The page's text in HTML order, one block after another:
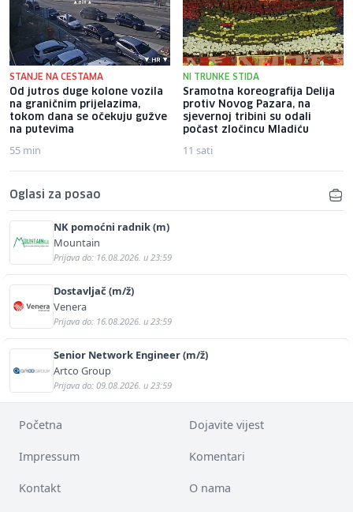
STANJE NA CESTAMA
Od jutros duge kolone vozila
na graničnim prijelazima,
tokom dana se očekuju gužve
na putevima
55 min
NI TRUNKE STIDA
Sramotna koreografija Delija
protiv Novog Pazara, na
sjevernoj tribini su odali
počast zločincu Mladiću
11 sati
Oglasi za posao
NK pomoćni radnik (m)
Mountain
Prijava do: 16.08.2026. u 23:59
Dostavljač (m/ž)
Venera
Prijava do: 16.08.2026. u 23:59
Senior Network Engineer (m/ž)
Artco Group
Prijava do: 09.08.2026. u 23:59
Početna Dojavite vijest
Impressum Komentari
Kontakt O nama